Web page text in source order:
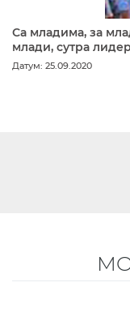
Са младима, за
млади, сутра
Датум: 25.09.2020